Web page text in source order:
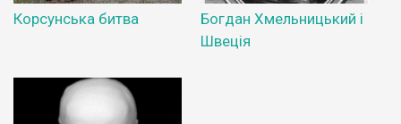
Корсунська битва
Богдан Хмельницький і
Швеція